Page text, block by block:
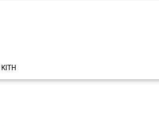
KITH